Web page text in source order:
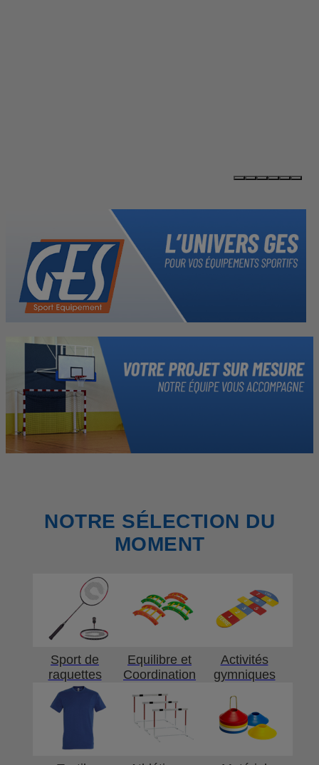
NOTRE SÉLECTION DU
MOMENT
Sport de
raquettes
Equilibre et
Coordination
Activités
gymniques